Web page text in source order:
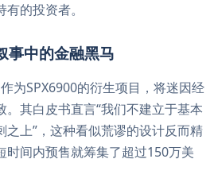
的投资者。
中的金融黑马
为SPX6900的衍生项目，将迷因经
其白皮书直言“我们不建立于基本
之上”，这种看似荒谬的设计反而精
时间内预售就筹集了超过150万美